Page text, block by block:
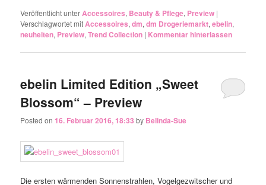
Veröffentlicht unterAccessoires, Beauty & Pflege, Preview |
Verschlagwortet mitAccessoires,dm,dm Drogeriemarkt,ebelin,
neuheiten, Preview,Trend Collection | Kommentar hinterlassen
ebelin Limited Edition „Sweet
Blossom“ – Preview
Posted on16. Februar 2016, 18:33 by Belinda-Sue
Die ersten wärmenden Sonnenstrahlen, Vogelgezwitscher und